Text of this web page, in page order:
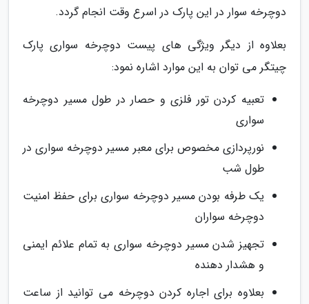
دوچرخه سوار در این پارک در اسرع وقت انجام گردد.
بعلاوه از دیگر ویژگی های پیست دوچرخه سواری پارک
چیتگر می توان به این موارد اشاره نمود:
تعبیه کردن تور فلزی و حصار در طول مسیر دوچرخه
سواری
نورپردازی مخصوص برای معبر مسیر دوچرخه سواری در
طول شب
یک طرفه بودن مسیر دوچرخه سواری برای حفظ امنیت
دوچرخه سواران
تجهیز شدن مسیر دوچرخه سواری به تمام علائم ایمنی
و هشدار دهنده
بعلاوه برای اجاره کردن دوچرخه می توانید از ساعت